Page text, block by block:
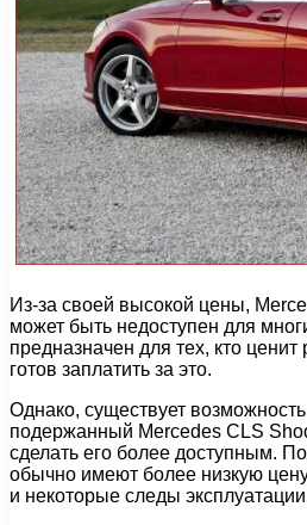
Из-за своей высокой цены,
может быть недоступен для
предназначен для тех, кто
готов заплатить за это.
Однако, существует
подержанный Mercedes CLS
сделать его более доступным.
обычно имеют более низкую
и некоторые следы